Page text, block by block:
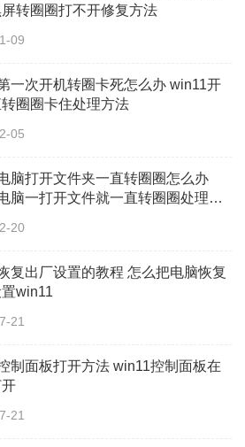
转圈圈打不开修复方法
09
一次开机转圈卡死怎么办 win11开
圈圈卡住处理方法
05
脑打开文件夹一直转圈圈怎么办
脑一打开文件就一直转圈圈处理方
20
复出厂设置的教程 怎么把电脑恢复
win11
21
制面板打开方法 win11控制面板在
21